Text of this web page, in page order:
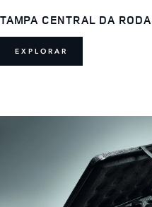
TAMPA CENTRAL DA RODA
EXPLORAR